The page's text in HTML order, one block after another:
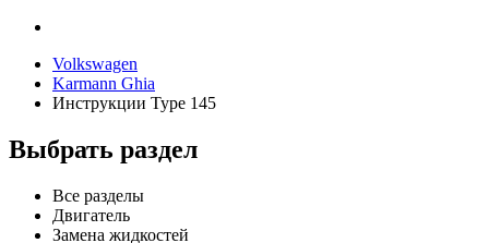
Volkswagen
Karmann Ghia
Инструкции Type 145
Выбрать раздел
Все разделы
Двигатель
Замена жидкостей